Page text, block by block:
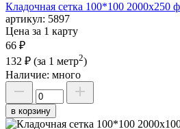
Кладочная сетка 100*100 2000х250
артикул: 5897
Цена за 1 карту
66 ₽
132 ₽ (за 1 метр2)
Наличие: много
в корзину